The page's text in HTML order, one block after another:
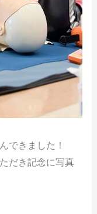
できました！
だき記念に写真